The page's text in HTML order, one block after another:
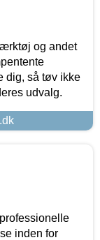
og andet
dig, så tøv ikke
udvalg.
inden for